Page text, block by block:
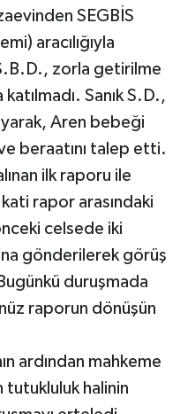
SEGBİS
aracılığıyla
zorla getirilme
Sanık S.D.,
Aren bebeği
beraatını talep etti.
ilk raporu ile
rapor arasındaki
celsede iki
gönderilerek görüş
duruşmada
raporun dönüşün
ardından mahkeme
tutukluluk halinin